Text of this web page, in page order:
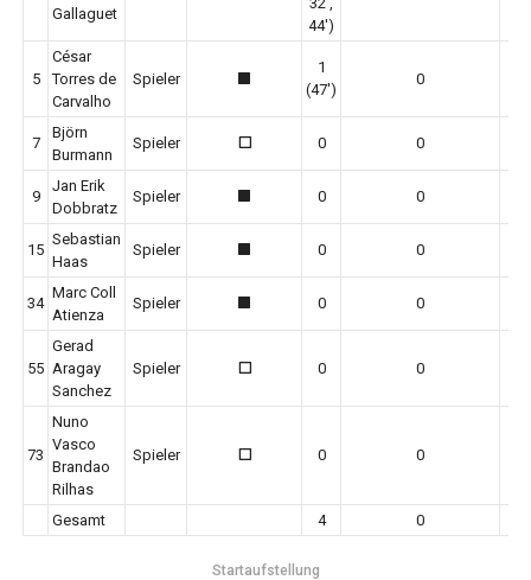
Gallaguet
44')
5
César
Torres de
Carvalho
Spieler 1
1
(47')
0
7
Björn
Burmann
Spieler 0 0 0
9
Jan Erik
Dobbratz
Spieler 1 0 0
15
Sebastian
Haas
Spieler 1 0 0
34
Marc Coll
Atienza
Spieler 1 0 0
55
Gerad
Aragay
Sanchez
Spieler 0 0 0
73
Nuno
Vasco
Brandao
Rilhas
Spieler 0 0 0
Gesamt 4 0
Startaufstellung